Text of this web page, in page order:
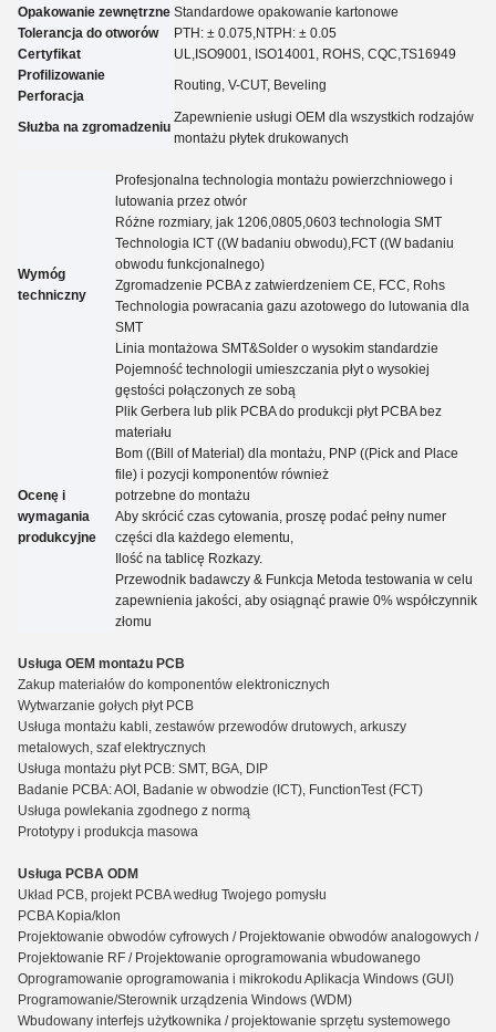
Opakowanie zewnętrzne Standardowe opakowanie kartonowe
Tolerancja do otworów
PTH: ± 0.075 ,NTPH: ± 0.05
Certyfikat
UL, ISO9001, ISO14001, ROHS, CQC ,TS16949
Profilizowanie
Perforacja
Routing, V-CUT, Beveling
Służba na zgromadzeniu
Zapewnienie usługi OEM dla wszystkich rodzajów
montażu płytek drukowanych
Wymóg
techniczny
Profesjonalna technologia montażu powierzchniowego i
lutowania przez otwór
Różne rozmiary, jak 1206,0805,0603 technologia SMT
Technologia ICT ((W badaniu obwodu),FCT ((W badaniu
obwodu funkcjonalnego)
Zgromadzenie PCBA z zatwierdzeniem CE, FCC, Rohs
Technologia powracania gazu azotowego do lutowania dla
SMT
Linia montażowa SMT&Solder o wysokim standardzie
Pojemność technologii umieszczania płyt o wysokiej
gęstości połączonych ze sobą
Ocenę i
wymagania
produkcyjne
Plik Gerbera lub plik PCBA do produkcji płyt PCBA bez
materiału
Bom ((Bill of Material) dla montażu, PNP ((Pick and Place
file) i pozycji komponentów również
potrzebne do montażu
Aby skrócić czas cytowania, proszę podać pełny numer
części dla każdego elementu,
Ilość na tablicę Rozkazy.
Przewodnik badawczy & Funkcja Metoda testowania w celu
zapewnienia jakości, aby osiągnąć prawie 0% współczynnik
złomu
Usługa OEM montażu PCB
Zakup materiałów do komponentów elektronicznych
Wytwarzanie gołych płyt PCB
Usługa montażu kabli, zestawów przewodów drutowych, arkuszy
metalowych, szaf elektrycznych
Usługa montażu płyt PCB: SMT, BGA, DIP
Badanie PCBA: AOI, Badanie w obwodzie (ICT), FunctionTest (FCT)
Usługa powlekania zgodnego z normą
Prototypy i produkcja masowa
Usługa PCBA ODM
Układ PCB, projekt PCBA według Twojego pomysłu
PCBA Kopia/klon
Projektowanie obwodów cyfrowych / Projektowanie obwodów analogowych /
Projektowanie RF / Projektowanie oprogramowania wbudowanego
Oprogramowanie oprogramowania i mikrokodu Aplikacja Windows (GUI)
Programowanie/Sterownik urządzenia Windows (WDM)
Wbudowany interfejs użytkownika / projektowanie sprzętu systemowego